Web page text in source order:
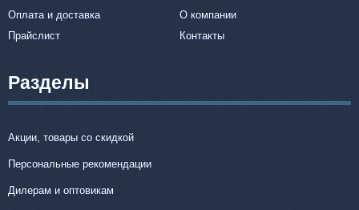
Оплата и доставка
О компании
Прайслист
Контакты
Разделы
Акции, товары со скидкой
Персональные рекомендации
Дилерам и оптовикам